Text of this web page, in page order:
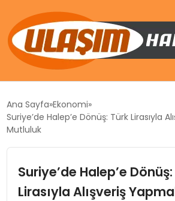
SIYASET
EKONOMI
Ana Sayfa Ekonomi
Suriye’de Halep’e Dönüş: Türk Lirasıyla
Mutluluk
Suriye’de Halep’e
Lirasıyla Alışveriş